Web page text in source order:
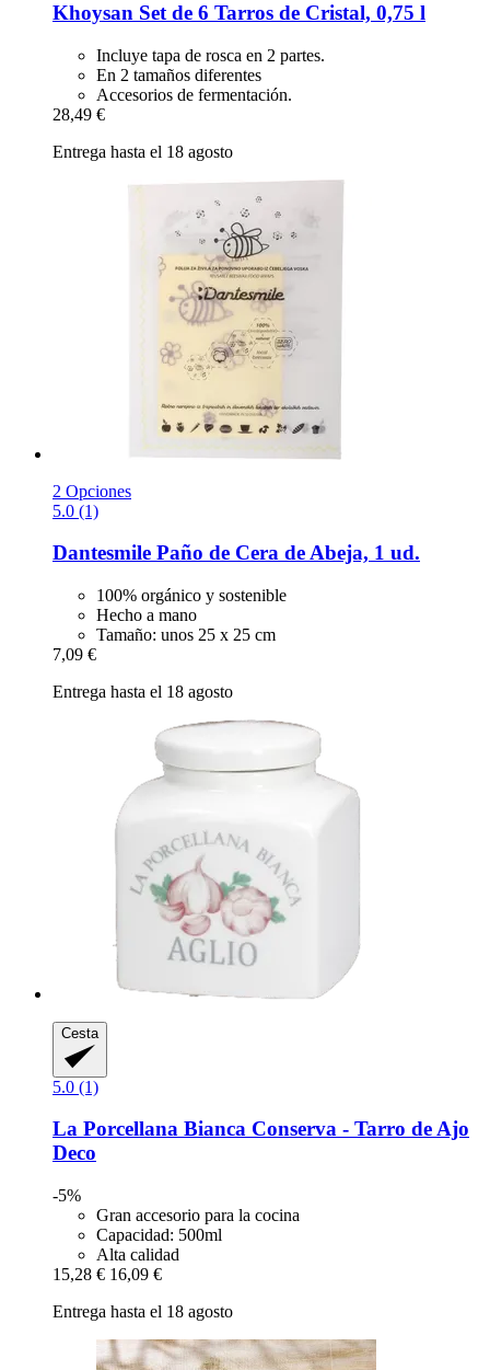
Khoysan Set de 6 Tarros de Cristal, 0,75 l
Incluye tapa de rosca en 2 partes.
En 2 tamaños diferentes
Accesorios de fermentación.
28,49 €
Entrega hasta el 18 agosto
2 Opciones
5.0 (1)
Dantesmile Paño de Cera de Abeja, 1 ud.
100% orgánico y sostenible
Hecho a mano
Tamaño: unos 25 x 25 cm
7,09 €
Entrega hasta el 18 agosto
Cesta
5.0 (1)
La Porcellana Bianca Conserva -​ Tarro de Ajo
Deco
-5%
Gran accesorio para la cocina
Capacidad: 500ml
Alta calidad
15,28 € 16,09 €
Entrega hasta el 18 agosto